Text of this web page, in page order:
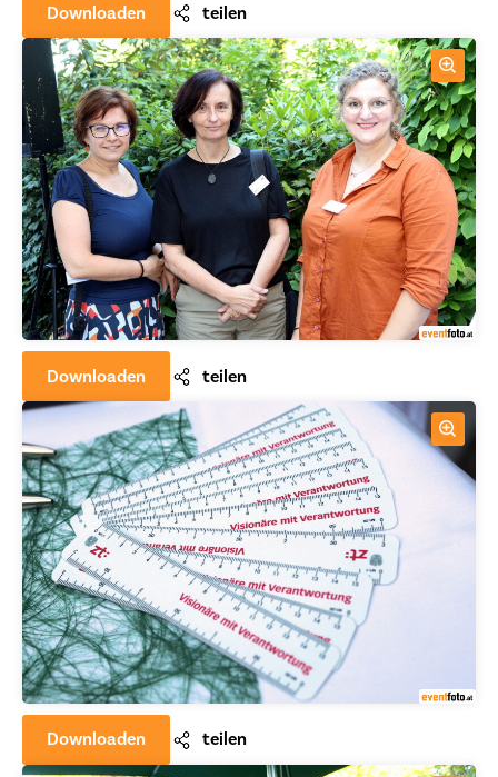
Downloaden teilen
Downloaden teilen
Downloaden teilen